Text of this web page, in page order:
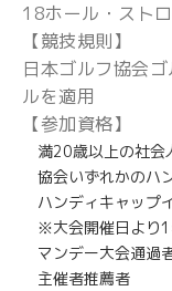
18ホール・スト
【競技規則】
日本ゴルフ協会
ルを適用
【参加資格】
満20歳以上の社会
協会いずれかのハ
ハンディキャップ
※大会開催日より1
マンデー大会通過
主催者推薦者